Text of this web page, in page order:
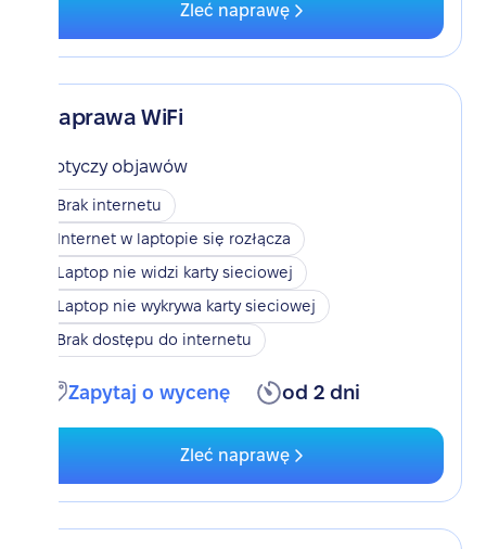
Zleć naprawę
Naprawa WiFi
Dotyczy objawów
Brak internetu
Internet w laptopie się rozłącza
Laptop nie widzi karty sieciowej
Laptop nie wykrywa karty sieciowej
Brak dostępu do internetu
Zapytaj o wycenę od 2 dni
Zleć naprawę